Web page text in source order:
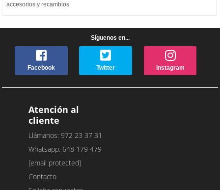
accesorios y recambios
Síguenos en...
Facebook Twitter Instagram
Atención al
cliente
Llámanos: 972 23 37 31
Whatsapp: 648 179 479
[email protected]
Contacto